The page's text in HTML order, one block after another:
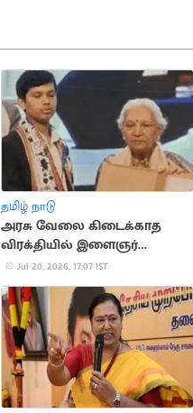
தமிழ் நாடு
அரசு வேலை கிடைக்காத
விரக்தியில் இளைஞர்
தற்கொலை
Jul 20, 2026, 17:07 IST